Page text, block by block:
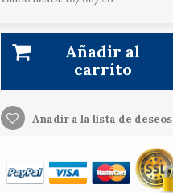
Añadir al
carrito
Añadir a la lista de deseos